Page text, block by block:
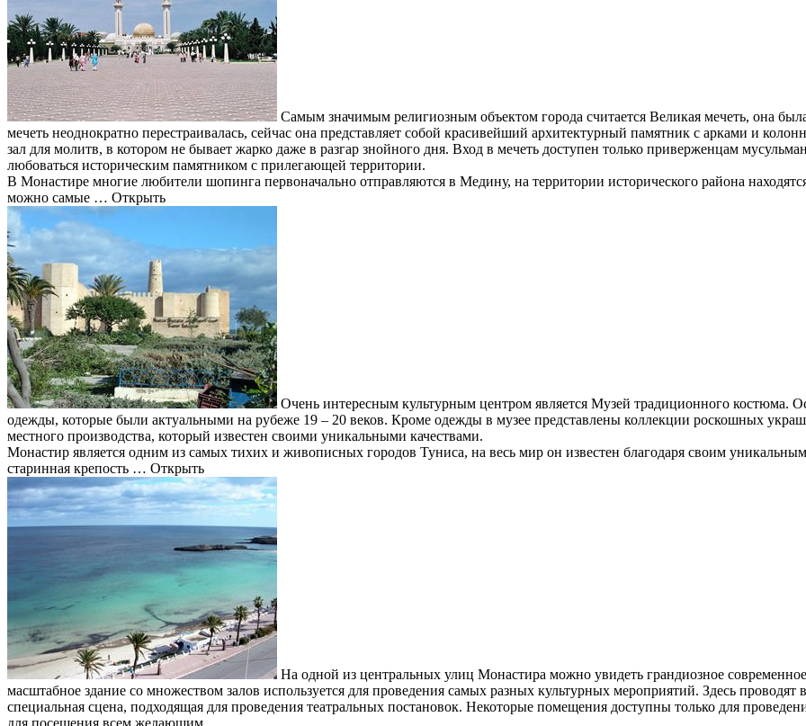
Самым значимым религиозным объектом города считается Великая мечеть, она
мечеть неоднократно перестраивалась, сейчас она представляет собой красивейший архитектурный памятник с арками и
зал для молитв, в котором не бывает жарко даже в разгар знойного дня. Вход в мечеть доступен только приверженцам
любоваться историческим памятником с прилегающей территории.
В Монастире многие любители шопинга первоначально отправляются в Медину, на территории исторического района
можно самые … Открыть
Очень интересным культурным центром является Музей традиционного костюма.
одежды, которые были актуальными на рубеже 19 – 20 веков. Кроме одежды в музее представлены коллекции роскошных
местного производства, который известен своими уникальными качествами.
Монастир является одним из самых тихих и живописных городов Туниса, на весь мир он известен благодаря своим
старинная крепость … Открыть
На одной из центральных улиц Монастира можно увидеть грандиозное
масштабное здание со множеством залов используется для проведения самых разных культурных мероприятий. Здесь проводят
специальная сцена, подходящая для проведения театральных постановок. Некоторые помещения доступны только для
для посещения всем желающим.